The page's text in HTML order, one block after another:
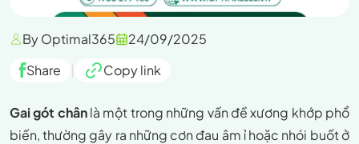
By Optimal365
24/09/2025
Share
| Copy link
Gai gót chânlà một trong những vấn đề xương khớp phổ
biến, thường gây ra những cơn đau âm ỉ hoặc nhói buốt ở